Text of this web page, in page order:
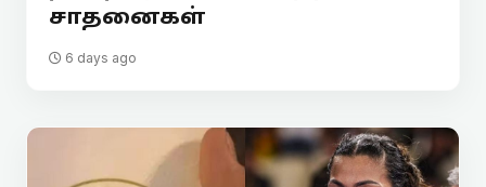
சாதனைகள்
6 days ago